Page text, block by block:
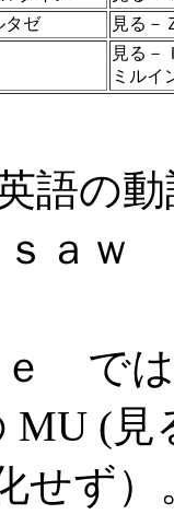
ゼ 見る
見る
ミルイ
語
ａ
ｅ で
MU (
せず）